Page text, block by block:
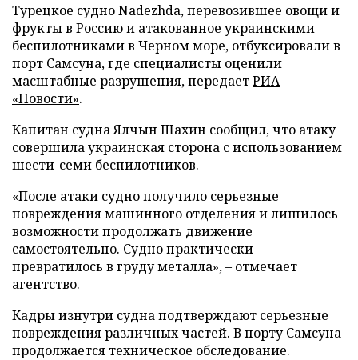
Турецкое судно Nadezhda, перевозившее овощи и
фрукты в Россию и атакованное украинскими
беспилотниками в Черном море, отбуксировали в
порт Самсуна, где специалисты оценили
масштабные разрушения, передаетРИА
«Новости».
Капитан судна Ялчын Шахин сообщил, что атаку
совершила украинская сторона с использованием
шести-семи беспилотников.
«После атаки судно получило серьезные
повреждения машинного отделения и лишилось
возможности продолжать движение
самостоятельно. Судно практически
превратилось в груду металла», – отмечает
агентство.
Кадры изнутри судна подтверждают серьезные
повреждения различных частей. В порту Самсуна
продолжается техническое обследование.